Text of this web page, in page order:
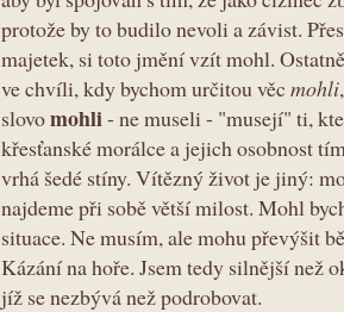
protože by to budilo nevoli a závist.
majetek, si toto jmění vzít mohl.
ve chvíli, kdy bychom určitou věc mohli
slovomohli- ne museli - "musejí" ti,
křesťanské morálce a jejich osobnost
vrhá šedé stíny. Vítězný život je jiný:
najdeme při sobě větší milost. Mohl
situace. Ne musím, ale mohu převýšit
Kázání na hoře. Jsem tedy silnější než
jíž se nezbývá než podrobovat.